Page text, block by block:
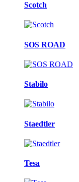
Scotch
SOS ROAD
Stabilo
Staedtler
Tesa